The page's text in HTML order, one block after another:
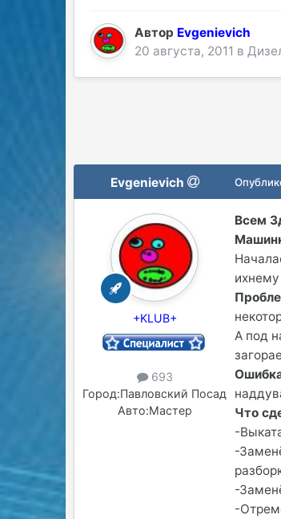
Автор Evgenievich
20 августа, 2011 в
Evgenievich
+KLUB+
693
Город:Павловский Посад
Авто:Мастер
Всем
А под
Что
-
-
-
-